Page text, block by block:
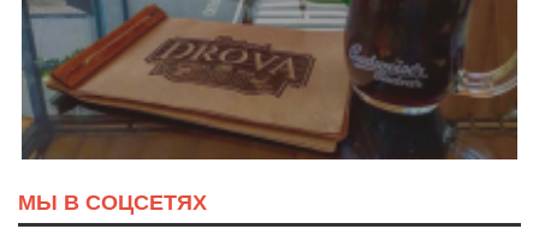
МЫ В СОЦСЕТЯХ